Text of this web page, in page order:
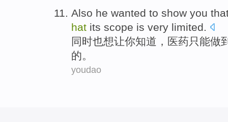
Also he wanted to show you
hat its scope is very limited.
同时也想让你知道， 医药只能做
的。
youdao